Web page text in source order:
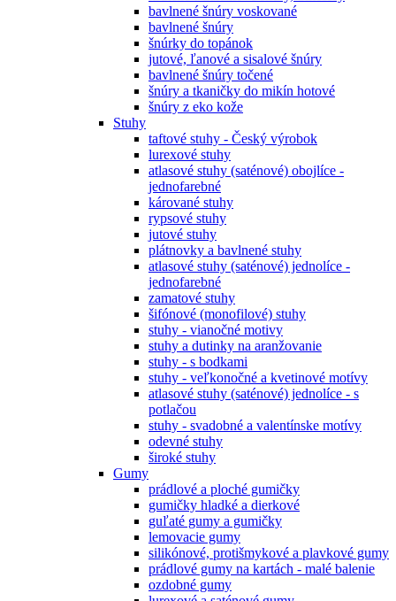
bavlnené šnúry voskované
bavlnené šnúry
šnúrky do topánok
jutové, ľanové a sisalové šnúry
bavlnené šnúry točené
šnúry a tkaničky do mikín hotové
šnúry z eko kože
Stuhy
taftové stuhy - Český výrobok
lurexové stuhy
atlasové stuhy (saténové) obojlíce -
jednofarebné
kárované stuhy
rypsové stuhy
jutové stuhy
plátnovky a bavlnené stuhy
atlasové stuhy (saténové) jednolíce -
jednofarebné
zamatové stuhy
šifónové (monofilové) stuhy
stuhy - vianočné motivy
stuhy a dutinky na aranžovanie
stuhy - s bodkami
stuhy - veľkonočné a kvetinové motívy
atlasové stuhy (saténové) jednolíce - s
potlačou
stuhy - svadobné a valentínske motívy
odevné stuhy
široké stuhy
Gumy
prádlové a ploché gumičky
gumičky hladké a dierkové
guľaté gumy a gumičky
lemovacie gumy
silikónové, protišmykové a plavkové gumy
prádlové gumy na kartách - malé balenie
ozdobné gumy